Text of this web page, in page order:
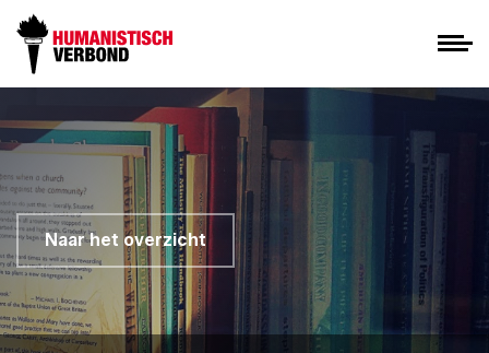
Naar het overzicht